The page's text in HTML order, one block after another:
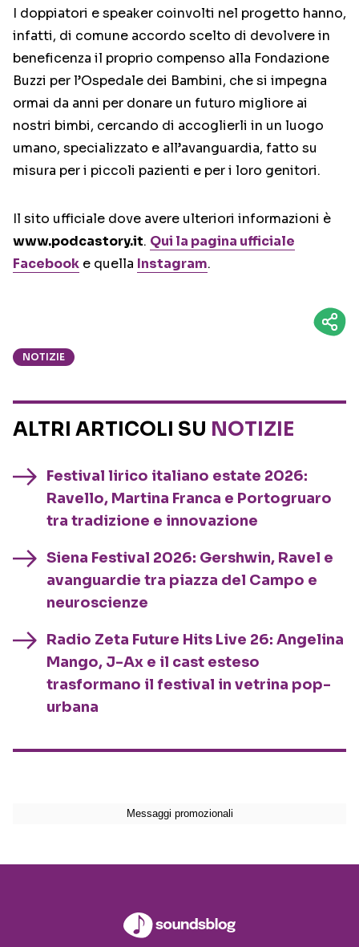
I doppiatori e speaker coinvolti nel progetto hanno,
infatti, di comune accordo scelto di devolvere in
beneficenza il proprio compenso alla Fondazione
Buzzi per l’Ospedale dei Bambini, che si impegna
ormai da anni per donare un futuro migliore ai
nostri bimbi, cercando di accoglierli in un luogo
umano, specializzato e all’avanguardia, fatto su
misura per i piccoli pazienti e per i loro genitori.
Il sito ufficiale dove avere ulteriori informazioni è
www.podcastory.it. Qui la pagina ufficiale
Facebook e quella Instagram.
NOTIZIE
ALTRI ARTICOLI SU NOTIZIE
Festival lirico italiano estate 2026:
Ravello, Martina Franca e Portogruaro
tra tradizione e innovazione
Siena Festival 2026: Gershwin, Ravel e
avanguardie tra piazza del Campo e
neuroscienze
Radio Zeta Future Hits Live 26: Angelina
Mango, J-Ax e il cast esteso
trasformano il festival in vetrina pop-
urbana